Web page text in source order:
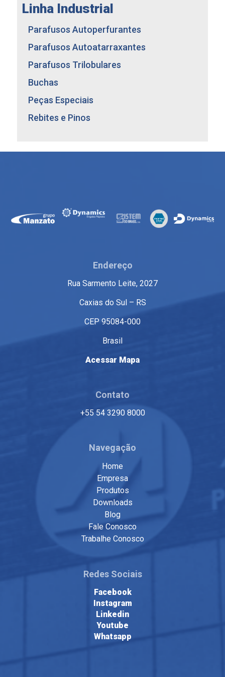
LINHA TIPO ASA
Linha Industrial
Parafusos Autoperfurantes
Parafusos Autoatarraxantes
Parafusos Trilobulares
Buchas
Peças Especiais
Rebites e Pinos
Endereço
Rua Sarmento Leite, 2027
Caxias do Sul – RS
CEP 95084-000
Brasil
Acessar Mapa
Contato
+55 54 3290 8000
Navegação
Home
Empresa
Produtos
Downloads
Blog
Fale Conosco
Trabalhe Conosco
Redes Sociais
Facebook
Instagram
Linkedin
Youtube
Whatsapp